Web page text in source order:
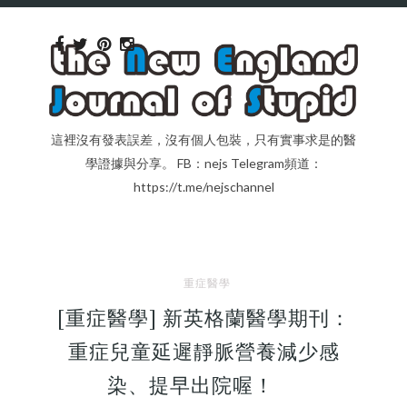
這裡沒有發表誤差，沒有個人包裝，只有實事求是的醫
學證據與分享。 FB：nejs Telegram頻道：
https://t.me/nejschannel
重症醫學
[重症醫學] 新英格蘭醫學期刊：
重症兒童延遲靜脈營養減少感
染、提早出院喔！